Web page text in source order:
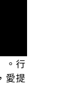
。行
愛提